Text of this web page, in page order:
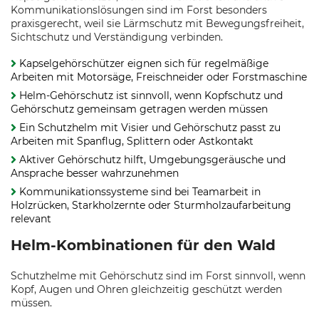
Kommunikationslösungen sind im Forst besonders
praxisgerecht, weil sie Lärmschutz mit Bewegungsfreiheit,
Sichtschutz und Verständigung verbinden.
Kapselgehörschützer eignen sich für regelmäßige
Arbeiten mit Motorsäge, Freischneider oder Forstmaschine
Helm-Gehörschutz ist sinnvoll, wenn Kopfschutz und
Gehörschutz gemeinsam getragen werden müssen
Ein Schutzhelm mit Visier und Gehörschutz passt zu
Arbeiten mit Spanflug, Splittern oder Astkontakt
Aktiver Gehörschutz hilft, Umgebungsgeräusche und
Ansprache besser wahrzunehmen
Kommunikationssysteme sind bei Teamarbeit in
Holzrücken, Starkholzernte oder Sturmholzaufarbeitung
relevant
Helm-Kombinationen für den Wald
Schutzhelme mit Gehörschutz sind im Forst sinnvoll, wenn
Kopf, Augen und Ohren gleichzeitig geschützt werden
müssen.